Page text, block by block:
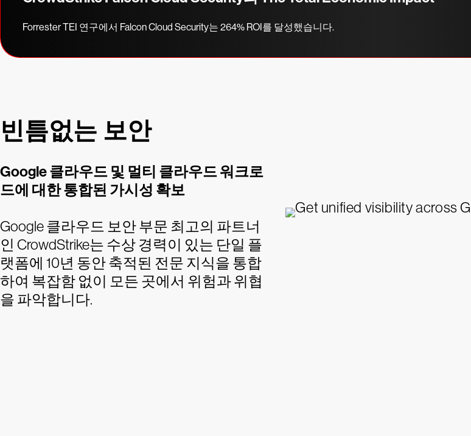
Forrester TEI 연구에서 Falcon Cloud Security는 264% ROI를 달성했습니다.
빈틈없는 보안
Google 클라우드 및 멀티 클라우드 워크로
드에 대한 통합된 가시성 확보
Google 클라우드 보안 부문 최고의 파트너
인 CrowdStrike는 수상 경력이 있는 단일 플
랫폼에 10년 동안 축적된 전문 지식을 통합
하여 복잡함 없이 모든 곳에서 위험과 위협
을 파악합니다.